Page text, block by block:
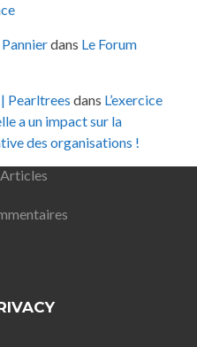
dans Le Forum
Pearltrees dans L’exercice
a un impact sur la
des organisations !